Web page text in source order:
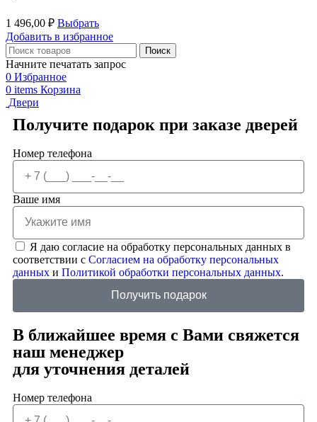
1 496,00 ₽ Выбрать
Добавить в избранное
Поиск
Начните печатать запрос
0 Избранное
0 items Корзина
Двери
Получите подарок при заказе дверей
Номер телефона
Ваше имя
Я даю согласие на обработку персональных данных в
соответствии с Согласием на обработку персональных
данных и Политикой обработки персональных данных.
Получить подарок
В ближайшее время с Вами свяжется
наш менеджер
для уточнения деталей
Номер телефона